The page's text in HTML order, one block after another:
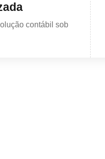
contábil sob